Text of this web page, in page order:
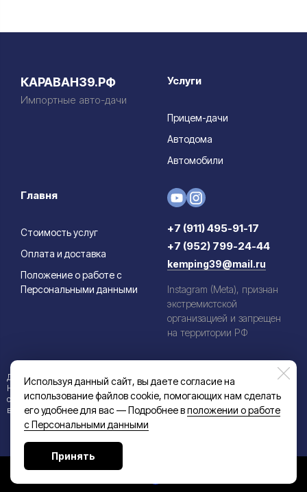
Используя данный сайт, вы даете согласие на
использование файлов cookie, помогающих нам сделать
его удобнее для вас — Подробнее вположении о работе
с Персональными данными
Принять
КАРАВАН39.РФ
Импортные авто-дачи
Услуги
Прицем-дачи
Автодома
Автомобили
Главня
Стоимость услуг
Оплата и доставка
Положение о работе с
Персональными данными
+7 (911) 495-91-17
+7 (952) 799-24-44
kemping39@mail.ru
Instagram (Meta), признан
экстремистской
организацией и запрещен
на территории РФ
Данный информационный ресурс не является публичной офертой.
Наличие и стоимость товаров уточняйте по телефону. Производители
оставляют за собой право изменять технические характеристики и
внешний вид товаров без предварительного уведомления.